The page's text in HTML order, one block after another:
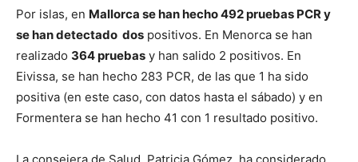
Por islas, en Mallorca se han hecho 492 pruebas PCR y
se han detectado dos positivos. En Menorca se han
realizado 364 pruebas y han salido 2 positivos. En
Eivissa, se han hecho 283 PCR, de las que 1 ha sido
positiva (en este caso, con datos hasta el sábado) y en
Formentera se han hecho 41 con 1 resultado positivo.
La consejera de Salud, Patricia Gómez, ha considerado